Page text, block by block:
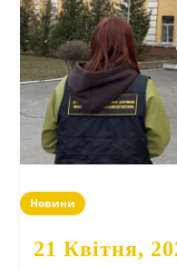
Новини
21 Квітня,